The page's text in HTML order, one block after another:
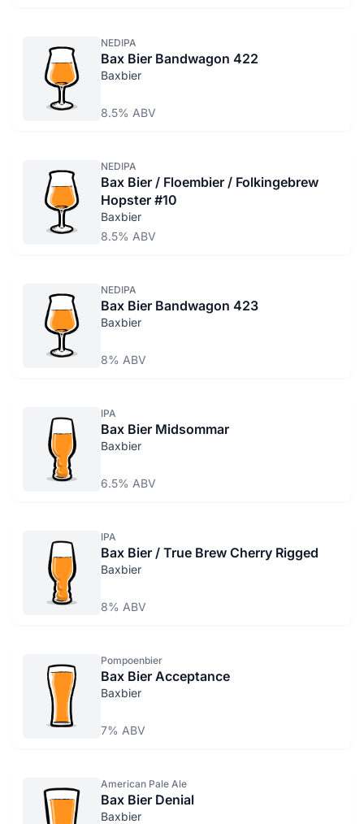
NEDIPA
Bax Bier Bandwagon 422
Baxbier
8.5% ABV
NEDIPA
Bax Bier / Floembier / Folkingebrew
Hopster #10
Baxbier
8.5% ABV
NEDIPA
Bax Bier Bandwagon 423
Baxbier
8% ABV
IPA
Bax Bier Midsommar
Baxbier
6.5% ABV
IPA
Bax Bier / True Brew Cherry Rigged
Baxbier
8% ABV
Pompoenbier
Bax Bier Acceptance
Baxbier
7% ABV
American Pale Ale
Bax Bier Denial
Baxbier